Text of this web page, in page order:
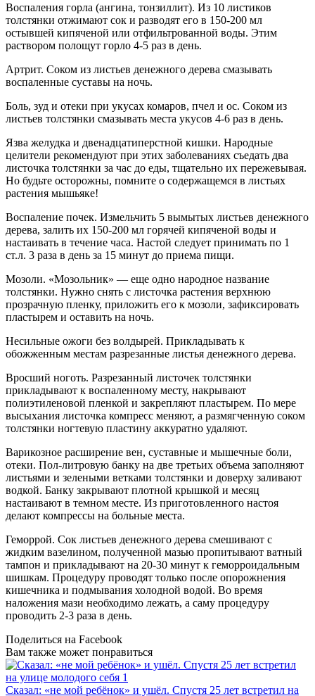
Воспаления горла (ангина, тонзиллит). Из 10 листиков
толстянки отжимают сок и разводят его в 150-200 мл
остывшей кипяченой или отфильтрованной воды. Этим
раствором полощут горло 4-5 раз в день.
Артрит. Соком из листьев денежного дерева смазывать
воспаленные суставы на ночь.
Боль, зуд и отеки при укусах комаров, пчел и ос. Соком из
листьев толстянки смазывать места укусов 4-6 раз в день.
Язва желудка и двенадцатиперстной кишки. Народные
целители рекомендуют при этих заболеваниях съедать два
листочка толстянки за час до еды, тщательно их пережевывая.
Но будьте осторожны, помните о содержащемся в листьях
растения мышьяке!
Воспаление почек. Измельчить 5 вымытых листьев денежного
дерева, залить их 150-200 мл горячей кипяченой воды и
настаивать в течение часа. Настой следует принимать по 1
ст.л. 3 раза в день за 15 минут до приема пищи.
Мозоли. «Мозольник» — еще одно народное название
толстянки. Нужно снять с листочка растения верхнюю
прозрачную пленку, приложить его к мозоли, зафиксировать
пластырем и оставить на ночь.
Несильные ожоги без волдырей. Прикладывать к
обожженным местам разрезанные листья денежного дерева.
Вросший ноготь. Разрезанный листочек толстянки
прикладывают к воспаленному месту, накрывают
полиэтиленовой пленкой и закрепляют пластырем. По мере
высыхания листочка компресс меняют, а размягченную соком
толстянки ногтевую пластину аккуратно удаляют.
Варикозное расширение вен, суставные и мышечные боли,
отеки. Пол-литровую банку на две третьих объема заполняют
листьями и зелеными ветками толстянки и доверху заливают
водкой. Банку закрывают плотной крышкой и месяц
настаивают в темном месте. Из приготовленного настоя
делают компрессы на больные места.
Геморрой. Сок листьев денежного дерева смешивают с
жидким вазелином, полученной мазью пропитывают ватный
тампон и прикладывают на 20-30 минут к геморроидальным
шишкам. Процедуру проводят только после опорожнения
кишечника и подмывания холодной водой. Во время
наложения мази необходимо лежать, а саму процедуру
проводить 2-3 раза в день.
Поделиться на Facebook
Вам также может понравиться
Сказал: «не мой ребёнок» и ушёл. Спустя 25 лет встретил на